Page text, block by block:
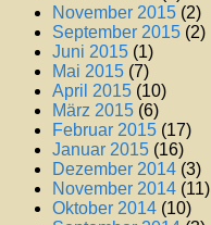
November 2015 (2)
September 2015 (2)
Juni 2015 (1)
Mai 2015 (7)
April 2015 (10)
März 2015 (6)
Februar 2015 (17)
Januar 2015 (16)
Dezember 2014 (3)
November 2014 (11)
Oktober 2014 (10)